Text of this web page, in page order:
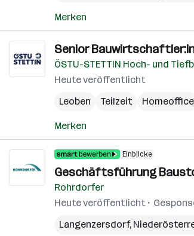
Merken
Senior
ÖSTU-STETTIN Hoch- und
Heute veröffentlicht
Leoben
Teilzeit Homeoffice
Merken
Einblicke
Geschäftsführung
Rohrdorfer
Heute veröffentlicht
Langenzersdorf,